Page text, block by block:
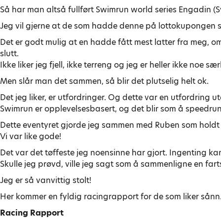
Så har man altså fullført Swimrun world series Engadin
Jeg vil gjerne at de som hadde denne på lottokupongen
Det er godt mulig at en hadde fått mest latter fra meg,
slutt.
Ikke liker jeg fjell, ikke terreng og jeg er heller ikke noe
Men slår man det sammen, så blir det plutselig helt ok.
Det jeg liker, er utfordringer. Og dette var en utfordring
Swimrun er opplevelsesbasert, og det blir som å
Dette eventyret gjorde jeg sammen med Ruben som
Vi var like gode!
Det var det tøffeste jeg noensinne har gjort. Ingenting
Skulle jeg prøvd, ville jeg sagt som å sammenligne en
Jeg er så vanvittig stolt!
Her kommer en fyldig racingrapport for de som liker
Racing Rapport